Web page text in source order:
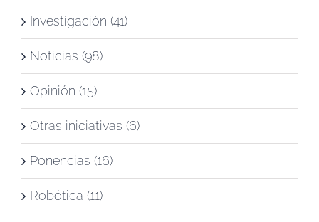
Investigación (41)
Noticias (98)
Opinión (15)
Otras iniciativas (6)
Ponencias (16)
Robótica (11)